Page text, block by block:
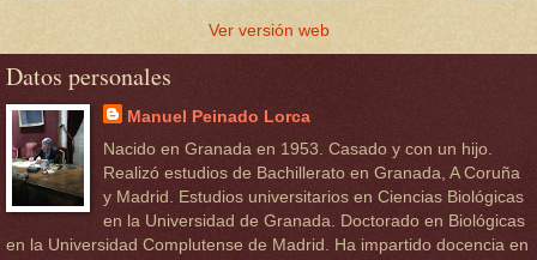
Ver versión web
Datos personales
Manuel Peinado Lorca
Nacido en Granada en 1953. Casado y con un hijo.
Realizó estudios de Bachillerato en Granada, A Coruña
y Madrid. Estudios universitarios en Ciencias Biológicas
en la Universidad de Granada. Doctorado en Biológicas
en la Universidad Complutense de Madrid. Ha impartido docencia en